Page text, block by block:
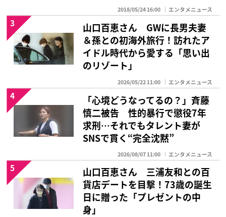
2018/05/24 16:00 エンタメニュース
山口百恵さん GWに長男夫妻
＆孫との初海外旅行！訪れたア
イドル時代から愛する「思い出
のリゾート」
2026/05/22 11:00 エンタメニュース
3
「心境どうなってるの？」斉藤
慎二被告 性的暴行で懲役7年
求刑…それでもタレント妻が
SNSで貫く“完全沈黙”
2026/08/07 11:00 エンタメニュース
4
山口百恵さん 三浦友和との百
貨店デートを目撃！73歳の誕生
日に贈った「プレゼントの中
身」
5